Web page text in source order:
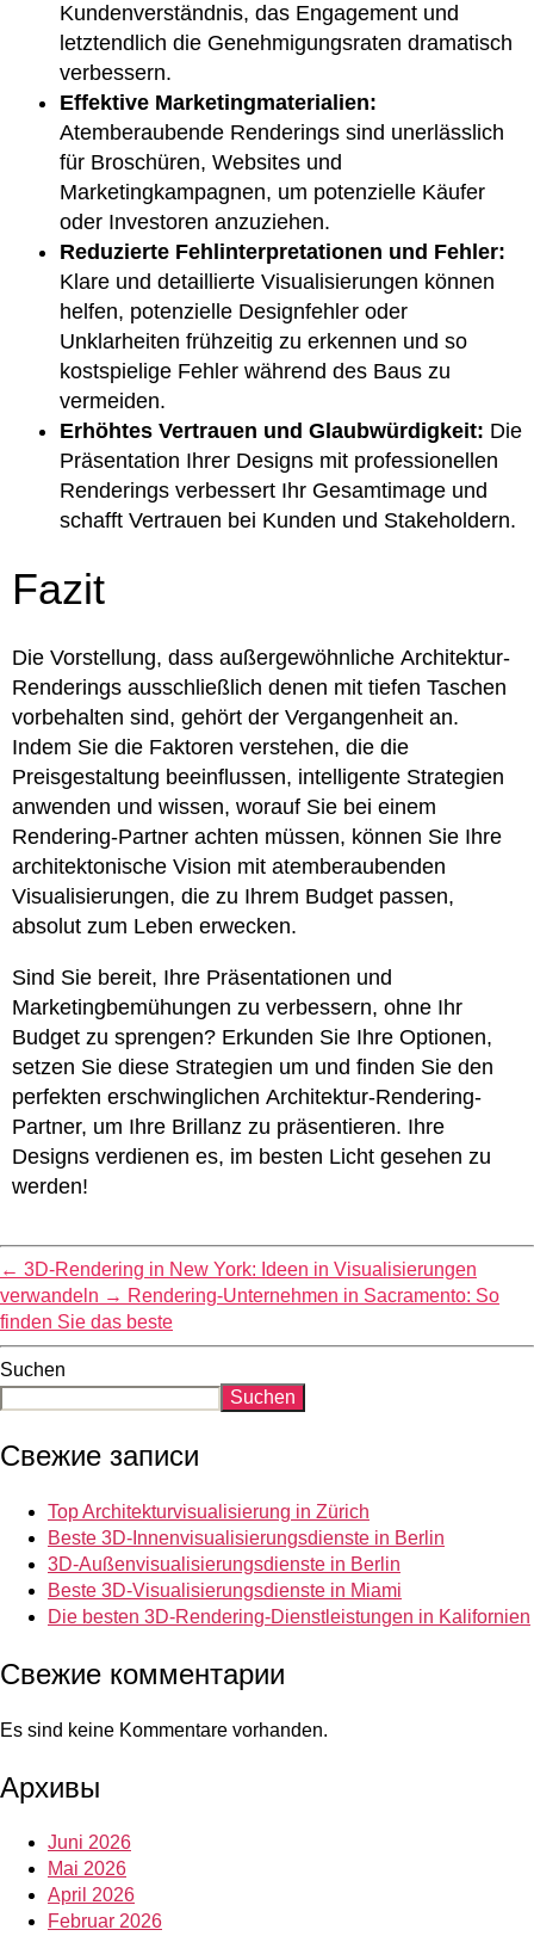
Kundenverständnis, das Engagement und
letztendlich die Genehmigungsraten dramatisch
verbessern.
Effektive Marketingmaterialien:
Atemberaubende Renderings sind unerlässlich
für Broschüren, Websites und
Marketingkampagnen, um potenzielle Käufer
oder Investoren anzuziehen.
Reduzierte Fehlinterpretationen und Fehler:
Klare und detaillierte Visualisierungen können
helfen, potenzielle Designfehler oder
Unklarheiten frühzeitig zu erkennen und so
kostspielige Fehler während des Baus zu
vermeiden.
Erhöhtes Vertrauen und Glaubwürdigkeit: Die
Präsentation Ihrer Designs mit professionellen
Renderings verbessert Ihr Gesamtimage und
schafft Vertrauen bei Kunden und Stakeholdern.
Fazit
Die Vorstellung, dass außergewöhnliche Architektur-
Renderings ausschließlich denen mit tiefen Taschen
vorbehalten sind, gehört der Vergangenheit an.
Indem Sie die Faktoren verstehen, die die
Preisgestaltung beeinflussen, intelligente Strategien
anwenden und wissen, worauf Sie bei einem
Rendering-Partner achten müssen, können Sie Ihre
architektonische Vision mit atemberaubenden
Visualisierungen, die zu Ihrem Budget passen,
absolut zum Leben erwecken.
Sind Sie bereit, Ihre Präsentationen und
Marketingbemühungen zu verbessern, ohne Ihr
Budget zu sprengen? Erkunden Sie Ihre Optionen,
setzen Sie diese Strategien um und finden Sie den
perfekten erschwinglichen Architektur-Rendering-
Partner, um Ihre Brillanz zu präsentieren. Ihre
Designs verdienen es, im besten Licht gesehen zu
werden!
← 3D-Rendering in New York: Ideen in Visualisierungen
verwandeln → Rendering-Unternehmen in Sacramento: So
finden Sie das beste
Suchen
Suchen
Свежие записи
Top Architekturvisualisierung in Zürich
Beste 3D-Innenvisualisierungsdienste in Berlin
3D-Außenvisualisierungsdienste in Berlin
Beste 3D-Visualisierungsdienste in Miami
Die besten 3D-Rendering-Dienstleistungen in Kalifornien
Свежие комментарии
Es sind keine Kommentare vorhanden.
Архивы
Juni 2026
Mai 2026
April 2026
Februar 2026